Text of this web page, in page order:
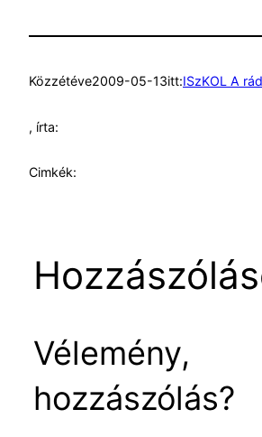
Közzétéve2009-05-13itt:ISzKOL A
, írta:
Cimkék:
Vélemény,
hozzászólás?